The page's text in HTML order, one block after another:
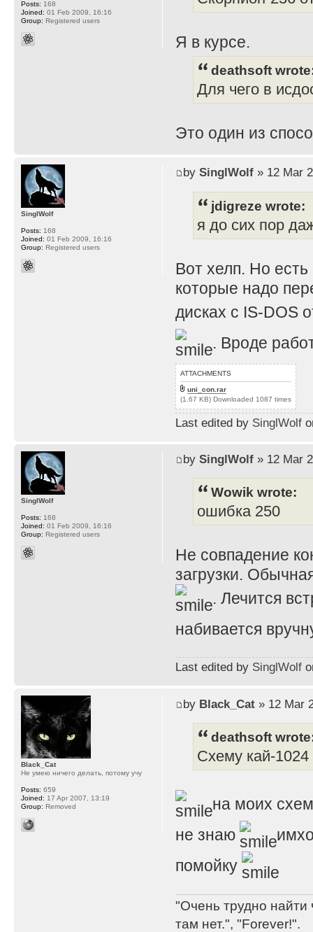
Я в курсе.
deathsoft
Для чего в
Это один из
Posts: 168
Joined: 01 Feb 2009, 16:16
Group: Registered users
by SinglWolf» 12 Mar
jdigreze wrote:
я до сих пор
Вот хелп. Но
которые надо
дисках с IS-DOS
. Вроде
ATTACHMENTS
uni_con.rar
(1.67 KB) Downloaded 1087 times
Last edited by SinglWolf
SinglWolf
Posts: 168
Joined: 01 Feb 2009, 16:16
Group: Registered users
by SinglWolf» 12 Mar
Wowik wrote:
ошибка 250
Не совпадение
загрузки.
. Лечится
набивается
Last edited by SinglWolf
SinglWolf
Posts: 168
Joined: 01 Feb 2009, 16:16
Group: Registered users
by Black_Cat» 12 Mar
deathsoft
Схему кай-1024
на моих
не знаю
помойку
"Очень трудно найти
там нет.", "Forever!".
Black_Cat
Не умею ничего делать, потому учу
Posts: 659
Joined: 17 Apr 2007, 13:19
Group: Removed